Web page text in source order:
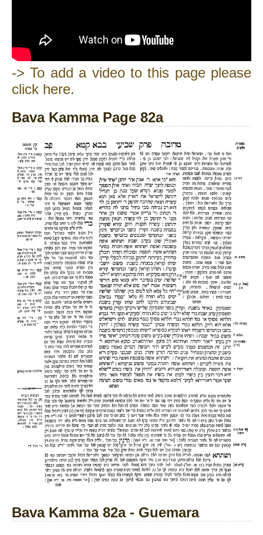
-> To add a video to this page please
click here.
Bava Kamma Page 82a
Bava Kamma 82a - Guemara